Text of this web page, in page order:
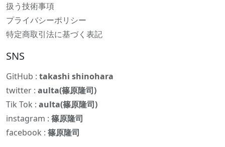
扱う技術事項
プライバシーポリシー
特定商取引法に基づく表記
SNS
GitHub : takashi shinohara
twitter : aulta(篠原隆司)
Tik Tok : aulta(篠原隆司)
instagram : 篠原隆司
facebook : 篠原隆司